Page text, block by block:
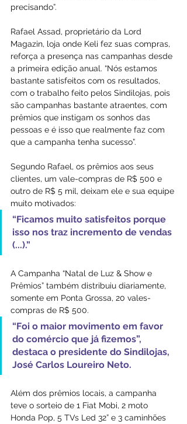
precisando”.
Rafael Assad, proprietário da Lord
Magazin, loja onde Keli fez suas compras,
reforça a presença nas campanhas desde
a primeira edição anual. “Nós estamos
bastante satisfeitos com os resultados,
com o trabalho feito pelos Sindilojas, pois
são campanhas bastante atraentes, com
prêmios que instigam os sonhos das
pessoas e é isso que realmente faz com
que a campanha tenha sucesso”.
Segundo Rafael, os prêmios aos seus
clientes, um vale-compras de R$ 500 e
outro de R$ 5 mil, deixam ele e sua equipe
muito motivados:
“Ficamos muito satisfeitos porque
isso nos traz incremento de vendas
(...).”
A Campanha “Natal de Luz & Show e
Prêmios” também distribuiu diariamente,
somente em Ponta Grossa, 20 vales-
compras de R$ 500.
“Foi o maior movimento em favor
do comércio que já fizemos”,
destaca o presidente do Sindilojas,
José Carlos Loureiro Neto.
Além dos prêmios locais, a campanha
teve o sorteio de 1 Fiat Mobi, 2 moto
Honda Pop, 5 TVs Led 32” e 3 caminhões